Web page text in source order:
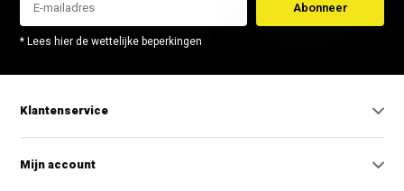
Abonneer
* Lees hier de wettelijke beperkingen
Klantenservice
Mijn account